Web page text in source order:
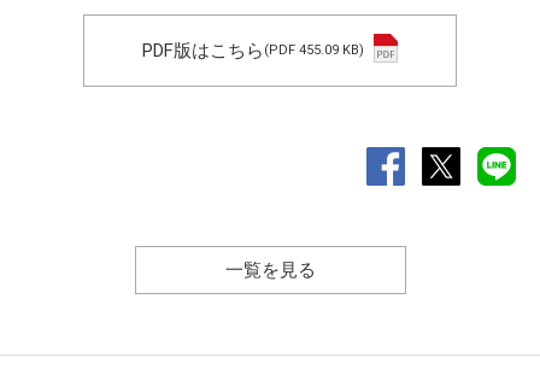
PDF版はこちら (PDF 455.09 KB)
一覧を見る